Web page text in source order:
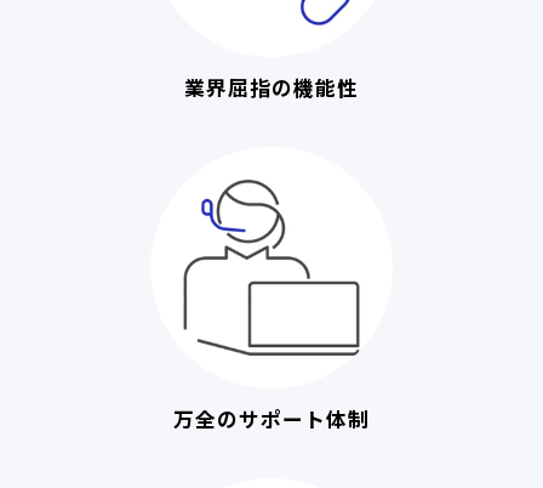
業界屈指の機能性
万全のサポート体制